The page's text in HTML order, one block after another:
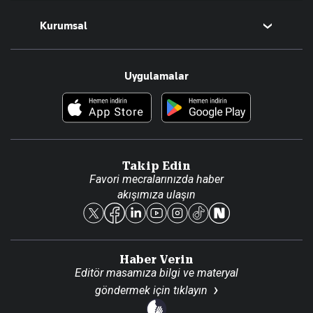
Teknoloji
Foto Haber
Kurumsal
Künye
Reklam Ver
Uygulamalar
Takip Edin
Favori mecralarınızda haber
akışımıza ulaşın
Haber Verin
Editör masamıza bilgi ve materyal
göndermek için tıklayın